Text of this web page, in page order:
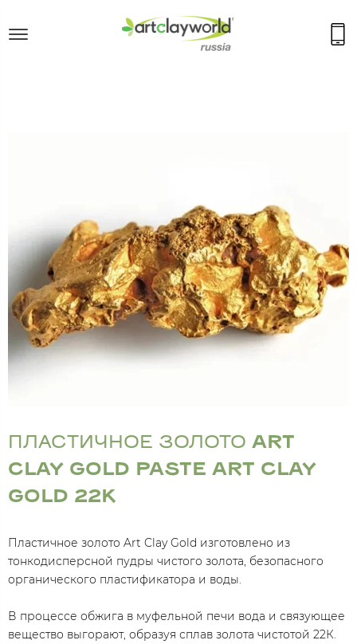
ПЛАСТИЧНОЕ ЗОЛОТО ART
CLAY GOLD PASTE ART CLAY
GOLD 22K
Пластичное золото Art Clay Gold изготовлено из
тонкодисперсной пудры чистого золота, безопасного
органического пластификатора и воды.
В процессе обжига в муфельной печи вода и связующее
вещество выгорают, образуя сплав золота чистотой 22К.